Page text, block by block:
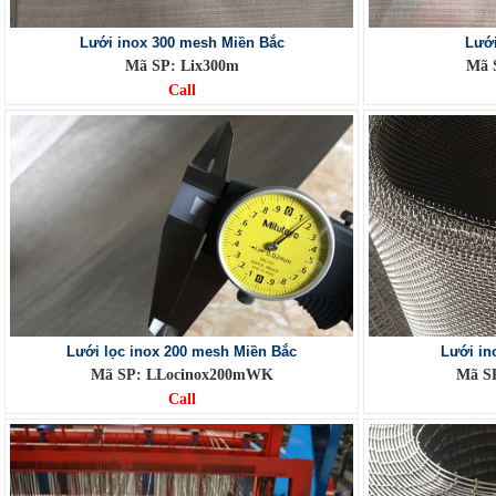
Lưới inox 300 mesh Miền Bắc
Mã SP: Lix300m
Call
Mã
Lưới lọc inox 200 mesh Miền Bắc
Mã SP: LLocinox200mWK
Call
Lưới
Mã